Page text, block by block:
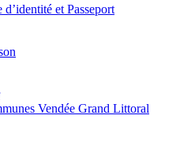
et Passeport
Vendée Grand Littoral